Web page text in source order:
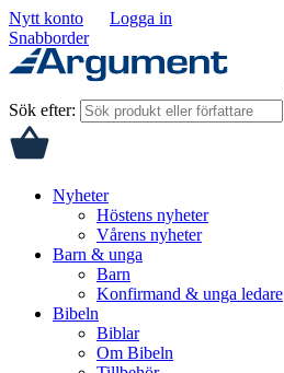
Nytt konto
Logga in
Snabborder
Sök efter:
Nyheter
Höstens nyheter
Vårens nyheter
Barn & unga
Barn
Konfirmand & unga ledare
Bibeln
Biblar
Om Bibeln